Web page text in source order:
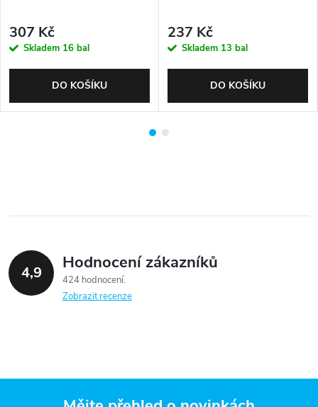
307 Kč
Skladem 16 bal
DO KOŠÍKU
237 Kč
Skladem 13 bal
DO KOŠÍKU
4,9 Hodnocení zákazníků
424 hodnocení
Zobrazit recenze